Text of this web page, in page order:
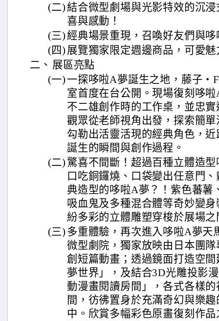
(二) 結合微型劇場與光影特效的沉
喜與感動！
(三) 經典場景重現，召喚好友們與
(四) 展覽獨家限定週邊商品，可愛
二、 展區亮點
(一) 一探哆啦A夢誕生之地，藤子・
室首度在台公開。現場復刻哆
不二雄創作時的工作桌，並忠
觀眾從老師視角出發，探索簡
勾勒出活靈活現的經典角色，
誕生的瞬間與創作過程。
(二) 驚喜不間斷！超過百種立體造
口吃銅鑼燒、口袋變出任意門
典造型的哆啦A夢？！紫色蕃薯
吸血鬼及多種混合體等奇妙變
紛多彩的立體雕塑穿梭於展場
(三) 多重體驗，再次進入哆啦A夢天
微型劇院，獨家放映由日本團
創短篇動畫；透過鏡面打造空
夢世界」，及結合3D光雕投影
動漫畫閱讀房間」，各式各樣
間，彷彿置身於充滿奇幻與樂
中。欣賞多幅彩色原畫復刻作